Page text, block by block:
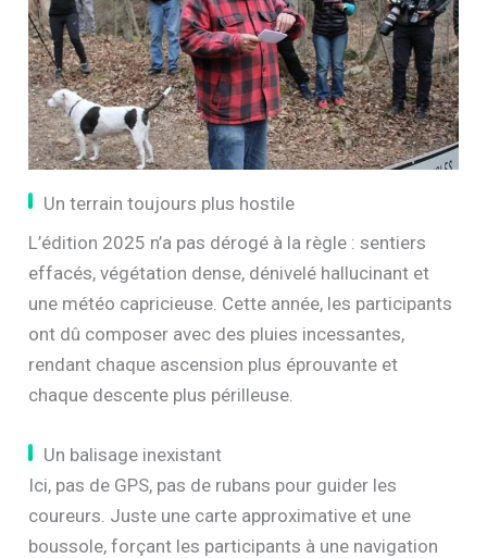
Un terrain toujours plus hostile
L’édition 2025 n’a pas dérogé à la règle : sentiers
effacés, végétation dense, dénivelé hallucinant et
une météo capricieuse. Cette année, les participants
ont dû composer avec des pluies incessantes,
rendant chaque ascension plus éprouvante et
chaque descente plus périlleuse.
Un balisage inexistant
Ici, pas de GPS, pas de rubans pour guider les
coureurs. Juste une carte approximative et une
boussole, forçant les participants à une navigation